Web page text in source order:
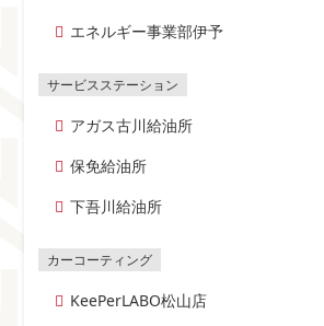
エネルギー事業部伊予
アガス古川給油所
保免給油所
下吾川給油所
KeePerLABO松山店